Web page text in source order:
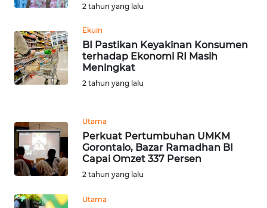
2 tahun yang lalu
Ekuin
BI Pastikan Keyakinan Konsumen
terhadap Ekonomi RI Masih
Meningkat
2 tahun yang lalu
Utama
Perkuat Pertumbuhan UMKM
Gorontalo, Bazar Ramadhan BI
Capai Omzet 337 Persen
2 tahun yang lalu
Utama
WN
WN
SULUT
WN
MALUT
DAIRI